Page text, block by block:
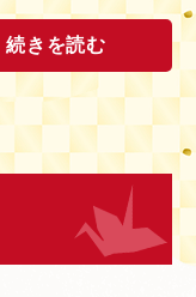
続きを読む